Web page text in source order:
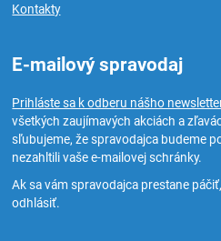
Kontakty
E-mailový spravodaj
Prihláste sa k odberu nášho
všetkých zaujímavých akciách a
sľubujeme, že spravodajca budeme
nezahltili vaše e-mailovej schránky.
Ak sa vám spravodajca prestane
odhlásiť.